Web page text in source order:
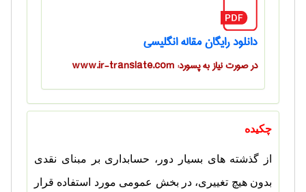
دانلود رایگان مقاله انگلیسی
در صورت نیاز به پسورد: www.ir-translate.com
چکیده
از گذشته های بسیار دور، حسابداری بر مبنای نقدی
بدون هیچ تغییری، در بخش عمومی مورد استفاده قرار